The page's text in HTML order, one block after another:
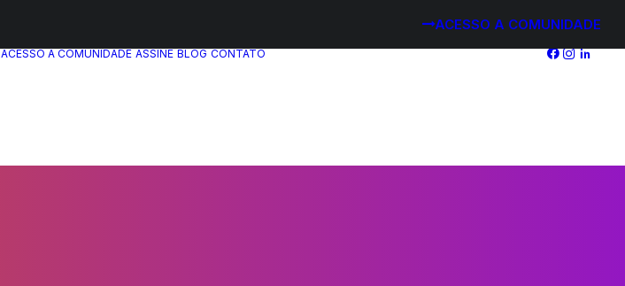
ACESSO A COMUNIDADE
ACESSO A COMUNIDADE ASSINE BLOG CONTATO